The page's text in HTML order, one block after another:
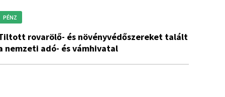
PÉNZ
talált
nemzeti adó- és vámhivatal